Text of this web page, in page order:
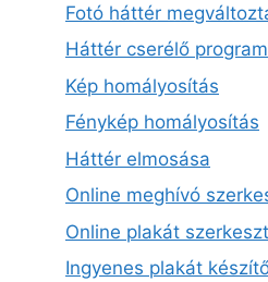
Fotó háttér
Háttér cserélő program
Kép homályosítás
Fénykép homályosítás
Háttér elmosása
Online meghívó
Online plakát
Ingyenes plakát